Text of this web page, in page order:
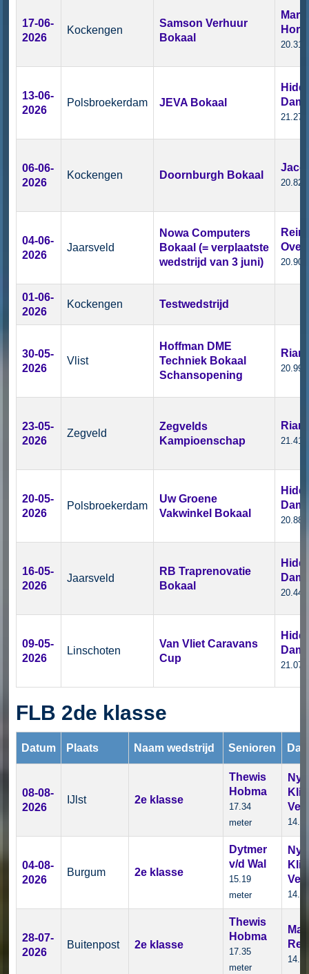
17-06-
2026
Kockengen
Samson Verhuur
Bokaal
Horst
20.31
13-06-
2026
Polsbroekerdam JEVA Bokaal
Dam
21.27
06-06-
2026
Kockengen Doornburgh Bokaal
Jaco
20.82
04-06-
2026
Jaarsveld
Nowa Computers
Bokaal (= verplaatste
wedstrijd van 3 juni)
20.90
01-06-
2026
Kockengen Testwedstrijd
30-05-
2026
Vlist
Hoffman DME
Techniek Bokaal
Schansopening
Rian
20.99
23-05-
2026
Zegveld
Zegvelds
Kampioenschap
Rian
21.41
20-05-
2026
Polsbroekerdam
Uw Groene
Vakwinkel Bokaal
Dam
20.88
16-05-
2026
Jaarsveld
RB Traprenovatie
Bokaal
Dam
20.44
09-05-
2026
Linschoten
Van Vliet Caravans
Cup
Dam
21.07
FLB 2de klasse
Datum Plaats Naam wedstrijd Senioren
08-08-
2026
IJlst 2e klasse
Thewis
Hobma
17.34
meter
04-08-
2026
Burgum 2e klasse
Dytmer
v/d Wal
15.19
meter
28-07-
2026
Buitenpost 2e klasse
Thewis
Hobma
17.35
meter